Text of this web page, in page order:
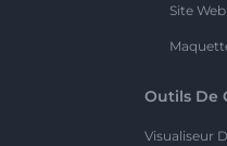
Site Web
Outils De
Visualiseur